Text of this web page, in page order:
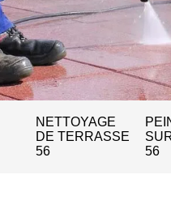
NETTOYAGE
DE TERRASSE
56
56